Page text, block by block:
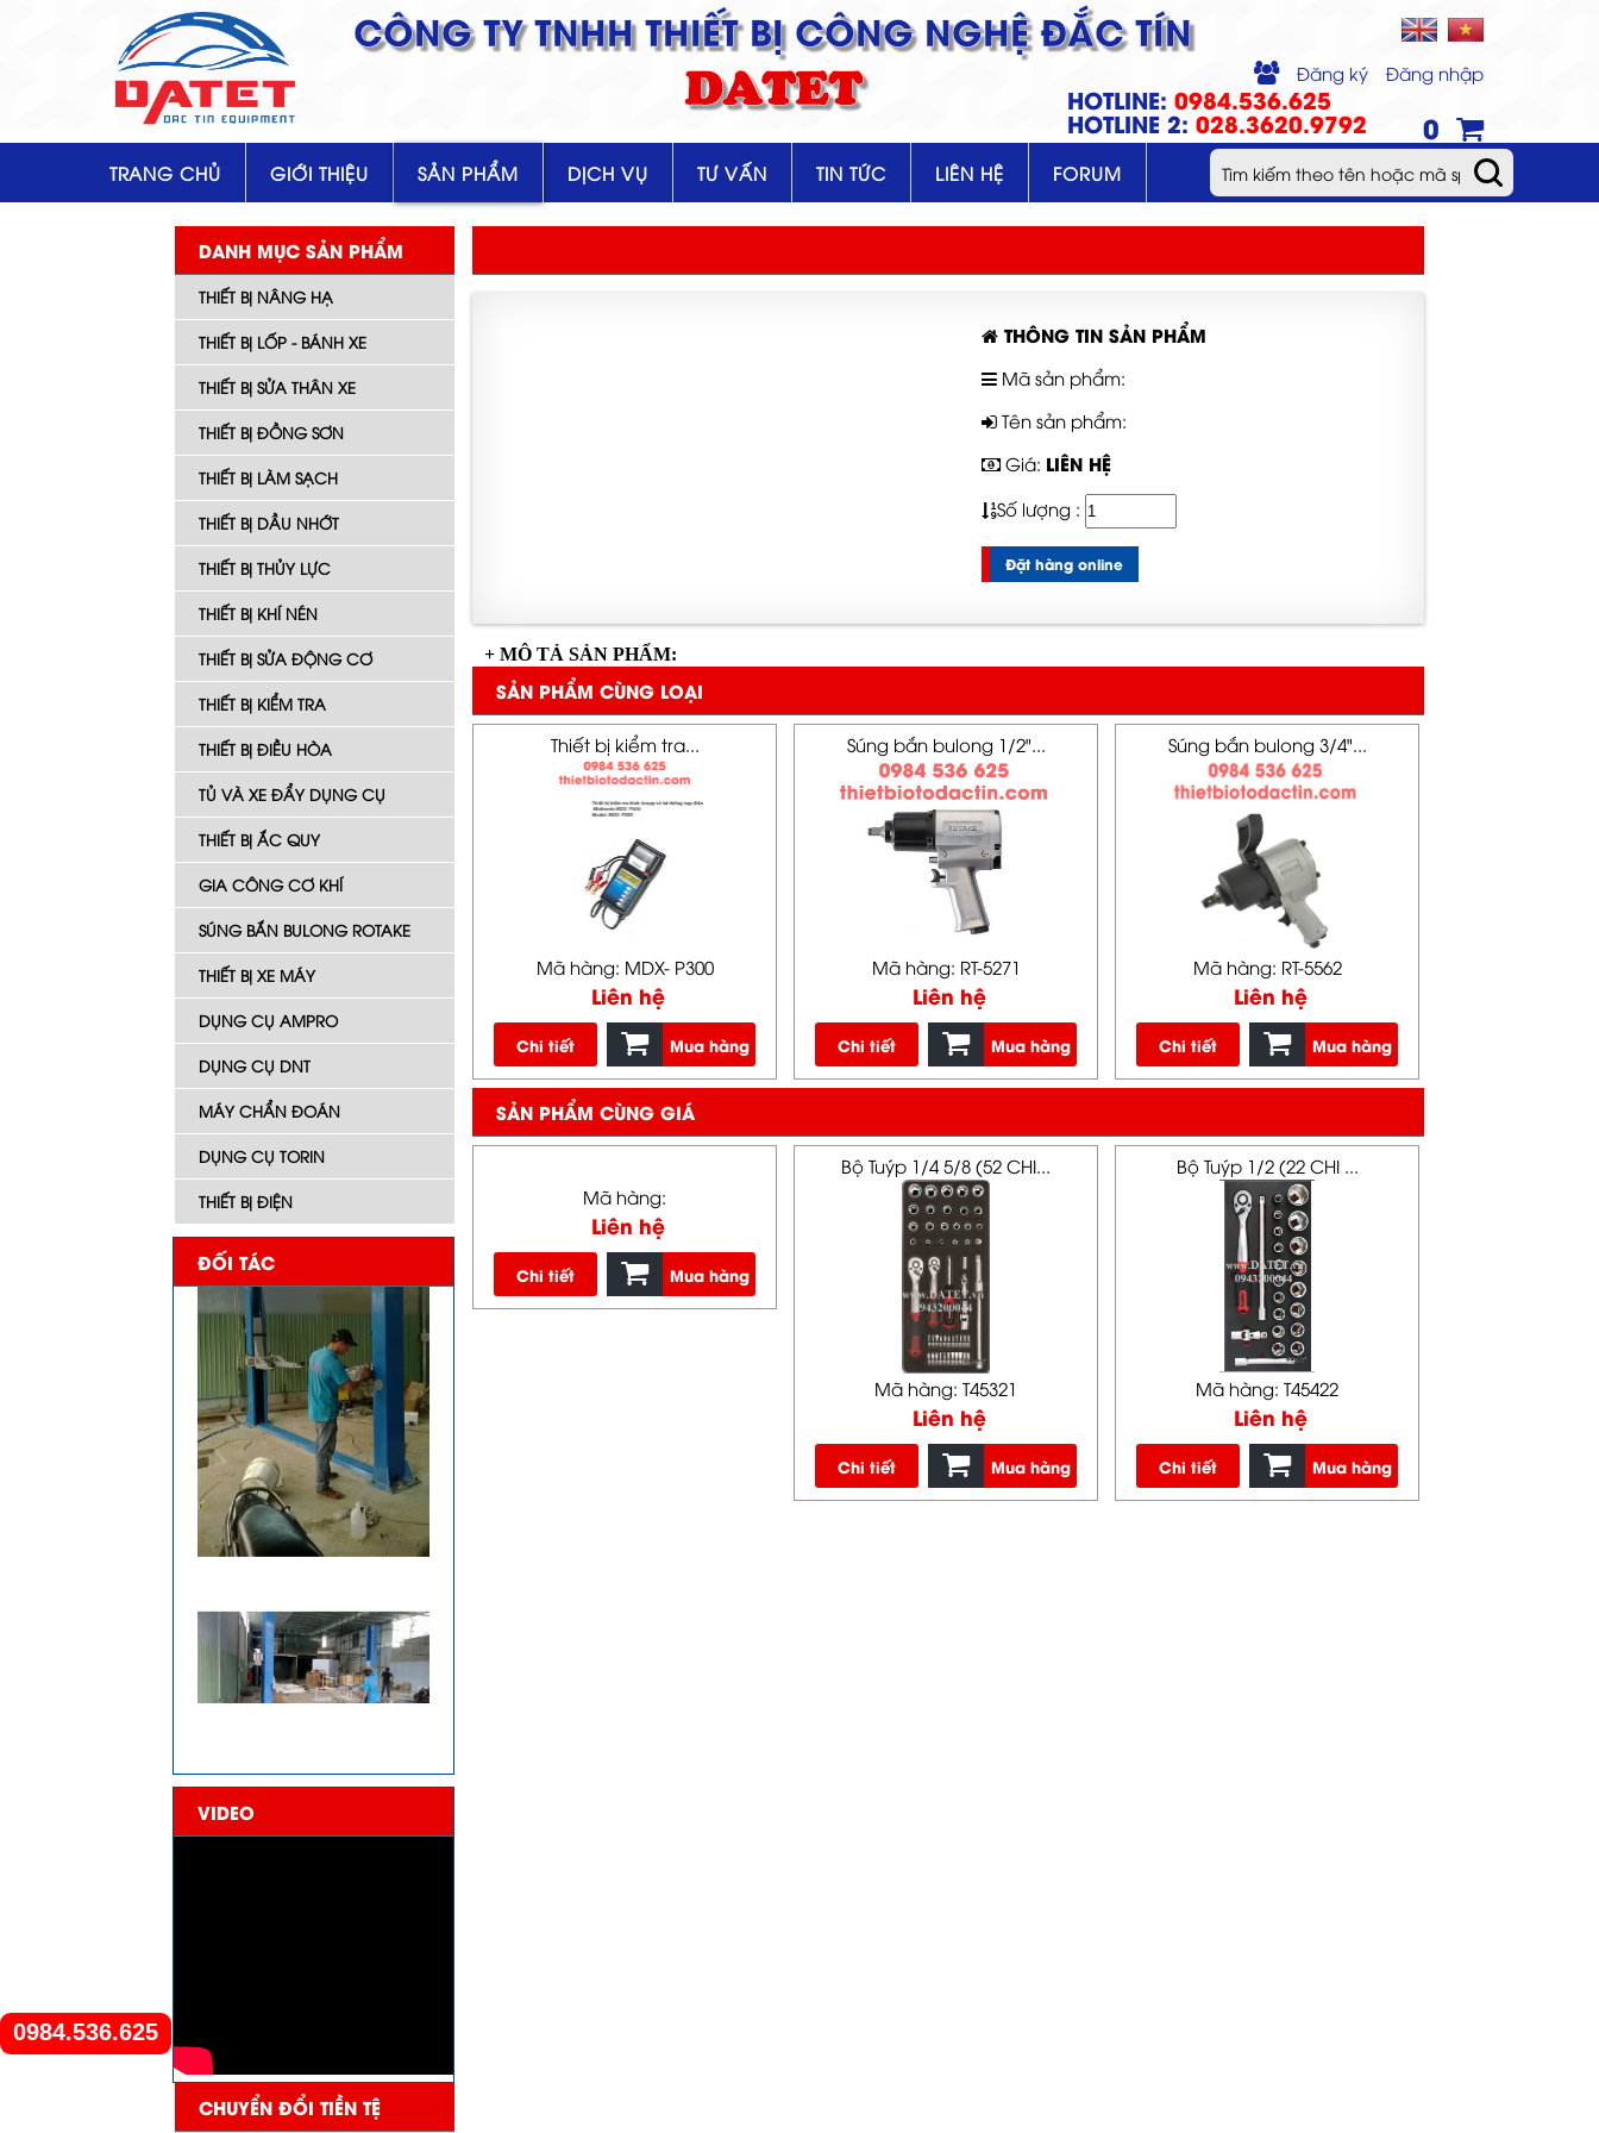
CÔNG TY TNHH THIẾT BỊ CÔNG NGHỆ ĐẮC TÍN
DATET Đăng ký Đăng nhập
HOTLINE: 0984.536.625
HOTLINE 2: 028.3620.9792 0
0984.536.625
TRANG CHỦ GIỚI THIỆU SẢN PHẨM DỊCH VỤ TƯ VẤN TIN TỨC LIÊN HỆ FORUM
DANH MỤC SẢN PHẨM
THIẾT BỊ NÂNG HẠ
THIẾT BỊ LỐP - BÁNH XE
THIẾT BỊ SỬA THÂN XE
THIẾT BỊ ĐỒNG SƠN
THIẾT BỊ LÀM SẠCH
THIẾT BỊ DẦU NHỚT
THIẾT BỊ THỦY LỰC
THIẾT BỊ KHÍ NÉN
THIẾT BỊ SỬA ĐỘNG CƠ
THIẾT BỊ KIỂM TRA
THIẾT BỊ ĐIỀU HÒA
TỦ VÀ XE ĐẨY DỤNG CỤ
THIẾT BỊ ẮC QUY
GIA CÔNG CƠ KHÍ
SÚNG BẮN BULONG ROTAKE
THIẾT BỊ XE MÁY
DỤNG CỤ AMPRO
DỤNG CỤ DNT
MÁY CHẨN ĐOÁN
DỤNG CỤ TORIN
THIẾT BỊ ĐIỆN
ĐỐI TÁC
VIDEO
CHUYỂN ĐỔI TIỀN TỆ
THÔNG TIN SẢN PHẨM
Mã sản phẩm:
Tên sản phẩm:
Giá: LIÊN HỆ
Số lượng :
Đặt hàng online
+ MÔ TẢ SẢN PHẨM:
SẢN PHẨM CÙNG LOẠI
Thiết bị kiểm tra...
Mã hàng: MDX- P300
Liên hệ
Chi tiết Mua hàng
Súng bắn bulong 1/2"...
Mã hàng: RT-5271
Liên hệ
Chi tiết Mua hàng
Súng bắn bulong 3/4"...
Mã hàng: RT-5562
Liên hệ
Chi tiết Mua hàng
SẢN PHẨM CÙNG GIÁ
Mã hàng:
Liên hệ
Chi tiết Mua hàng
Bộ Tuýp 1/4 5/8 (52 CHI...
Mã hàng: T45321
Liên hệ
Chi tiết Mua hàng
Bộ Tuýp 1/2 (22 CHI ...
Mã hàng: T45422
Liên hệ
Chi tiết Mua hàng